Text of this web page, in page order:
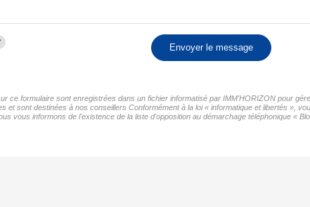
Envoyer le message
ce formulaire sont enregistrées dans un fichier informatisé par IMM'HORIZON pour
et sont destinées à nos conseillers Conformément à la loi « informatique et libertés
vous informons de l'existence de la liste d'opposition au démarchage téléphonique «